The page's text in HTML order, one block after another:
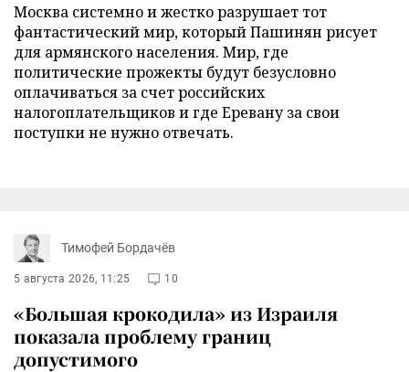
Москва системно и жестко разрушает тот
фантастический мир, который Пашинян рисует
для армянского населения. Мир, где
политические прожекты будут безусловно
оплачиваться за счет российских
налогоплательщиков и где Еревану за свои
поступки не нужно отвечать.
Тимофей Бордачёв
5 августа 2026, 11:25 10
«Большая крокодила» из Израиля
показала проблему границ
допустимого